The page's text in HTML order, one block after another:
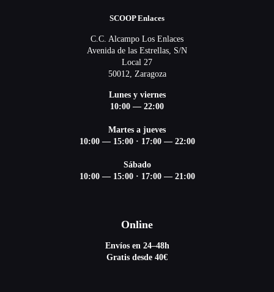
SCOOP Enlaces
C.C. Alcampo Los Enlaces
Avenida de las Estrellas, S/N
Local 27
50012, Zaragoza
Lunes y viernes
10:00 — 22:00
Martes a jueves
10:00 — 15:00· 17:00 — 22:00
Sábado
10:00 — 15:00· 17:00 — 21:00
Online
Envíos en 24–48h
Gratis desde 40€